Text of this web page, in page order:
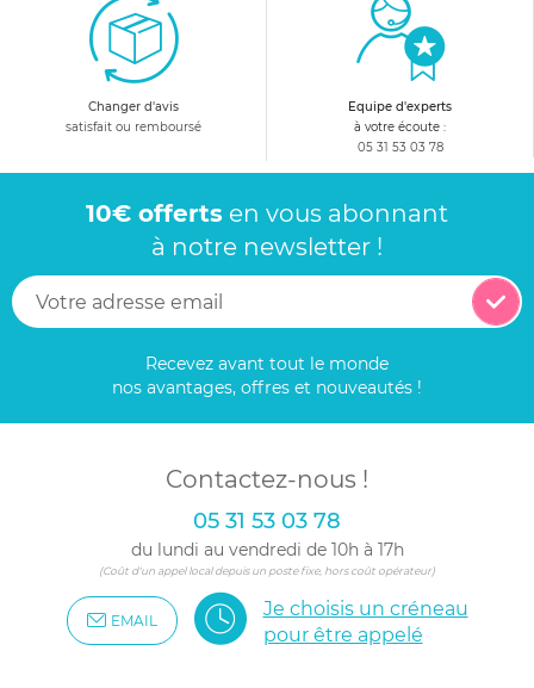
Changer d'avis
satisfait ou remboursé
Equipe d'experts
à votre écoute :
05 31 53 03 78
10€ offerts en vous abonnant
à notre newsletter !
Recevez avant tout le monde
nos avantages, offres et nouveautés !
Contactez-nous !
05 31 53 03 78
du lundi au vendredi de 10h à 17h
(Coût d'un appel local depuis un poste fixe, hors coût opérateur)
EMAIL
Je choisis un créneau
pour être appelé